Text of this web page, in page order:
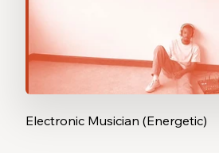
Electronic Musician (Energetic)